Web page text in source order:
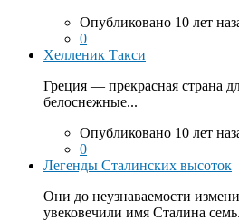
Опубликовано 10 лет
0
Хелленик Такси
Греция — прекрасная страна
белоснежные...
Опубликовано 10 лет
0
Легенды Сталинских высоток
Они до неузнаваемости
увековечили имя Сталина